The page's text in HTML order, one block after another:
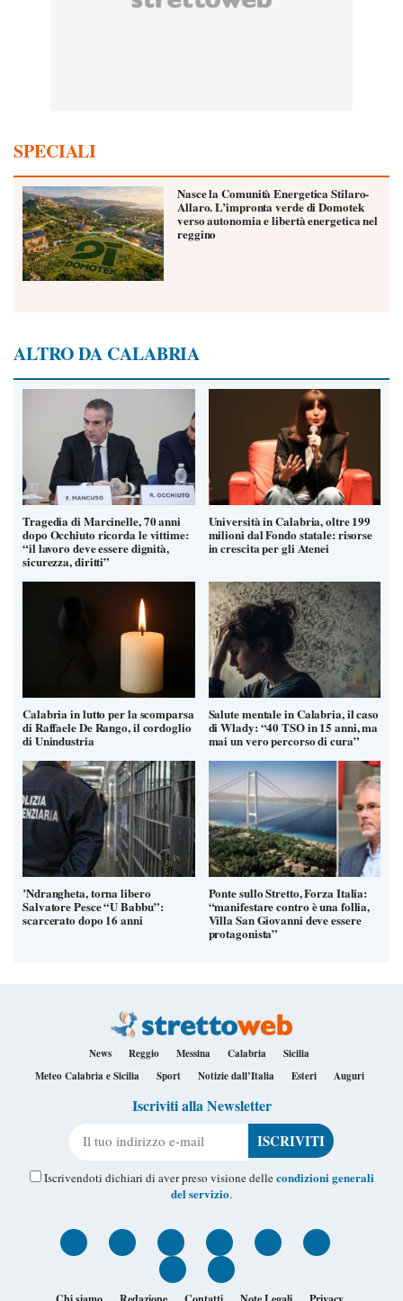
SPECIALI
Nasce la Comunità Energetica Stilaro-
Allaro. L’impronta verde di Domotek
verso autonomia e libertà energetica nel
reggino
ALTRO DA CALABRIA
Tragedia di Marcinelle, 70 anni
dopo Occhiuto ricorda le vittime:
“il lavoro deve essere dignità,
sicurezza, diritti”
Università in Calabria, oltre 199
milioni dal Fondo statale: risorse
in crescita per gli Atenei
Calabria in lutto per la scomparsa
di Raffaele De Rango, il cordoglio
di Unindustria
Salute mentale in Calabria, il caso
di Wlady: “40 TSO in 15 anni, ma
mai un vero percorso di cura”
’Ndrangheta, torna libero
Salvatore Pesce “U Babbu”:
scarcerato dopo 16 anni
Ponte sullo Stretto, Forza Italia:
“manifestare contro è una follia,
Villa San Giovanni deve essere
protagonista”
News Reggio Messina Calabria
Sicilia
Meteo Calabria e Sicilia
Sport Notizie dall’Italia Esteri Auguri
Iscriviti alla Newsletter
Iscrivendoti dichiari di aver preso visione dellecondizioni generali
del servizio.